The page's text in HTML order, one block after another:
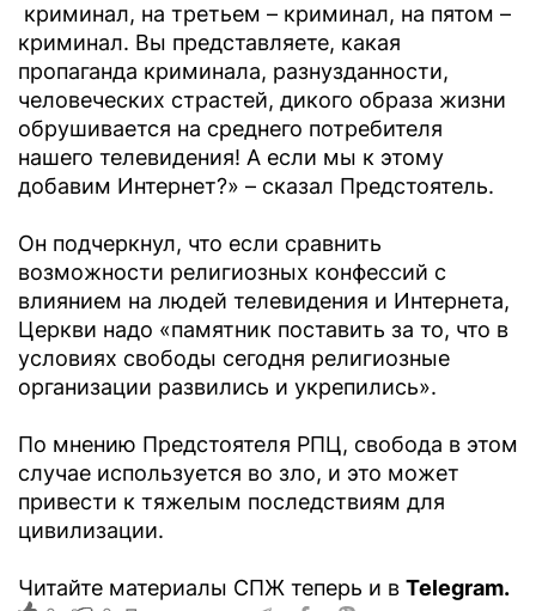
криминал, на третьем – криминал, на пятом –
криминал. Вы представляете, какая
пропаганда криминала, разнузданности,
человеческих страстей, дикого образа жизни
обрушивается на среднего потребителя
нашего телевидения! А если мы к этому
добавим Интернет?» – сказал Предстоятель.
Он подчеркнул, что если сравнить
возможности религиозных конфессий с
влиянием на людей телевидения и Интернета,
Церкви надо «памятник поставить за то, что в
условиях свободы сегодня религиозные
организации развились и укрепились».
По мнению Предстоятеля РПЦ, свобода в этом
случае используется во зло, и это может
привести к тяжелым последствиям для
цивилизации.
Читайте материалы СПЖ теперь и в Telegram.